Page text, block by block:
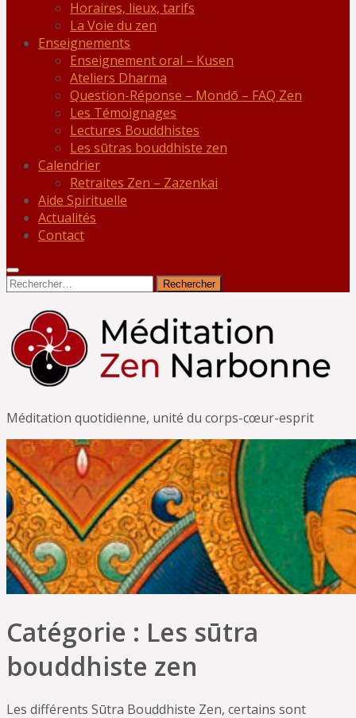
Horaires, lieux, tarifs
La Voie du zen
Enseignements
Enseignement oral – Kusen
Ateliers Dharma
Question-Réponse – Mondō – FAQ Zen
Les Témoignages
Lectures Bouddhistes
Les sūtras bouddhiste zen
Calendrier
Retraites Zen – Zazenkai
Aide Spirituelle
Actualités
Contact
Rechercher :
Méditation quotidienne, unité du corps-cœur-esprit
Catégorie : Les sūtra
bouddhiste zen
Les différents Sūtra Bouddhiste Zen, certains sont